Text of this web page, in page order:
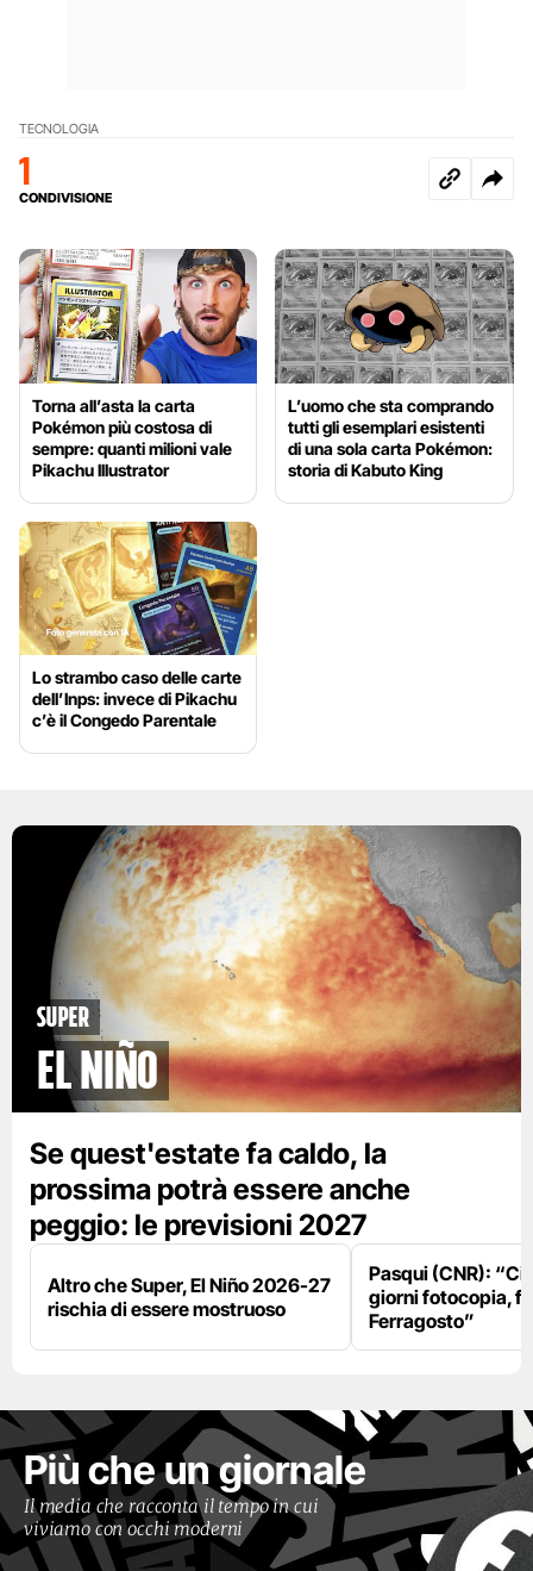
TECNOLOGIA
1
CONDIVISIONE
Torna all’asta la carta
Pokémon più costosa di
sempre: quanti milioni vale
Pikachu Illustrator
L’uomo che sta comprando
tutti gli esemplari esistenti
di una sola carta Pokémon:
storia di Kabuto King
Lo strambo caso delle carte
dell’Inps: invece di Pikachu
c’è il Congedo Parentale
Super
El Niño
Se quest'estate fa caldo, la
prossima potrà essere anche
peggio: le previsioni 2027
Altro che Super, El Niño 2026-27
rischia di essere mostruoso
Pasqui (CNR):
giorni fotocopia,
Ferragosto”
Più che un giornale
Il media che racconta il tempo in cui
viviamo con occhi moderni